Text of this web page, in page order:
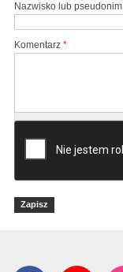
Nazwisko lub pseudonim
Komentarz *